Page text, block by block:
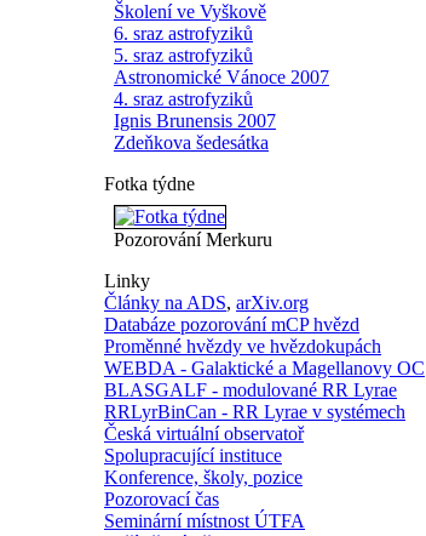
Školení ve Vyškově
6. sraz astrofyziků
5. sraz astrofyziků
Astronomické Vánoce 2007
4. sraz astrofyziků
Ignis Brunensis 2007
Zdeňkova šedesátka
Fotka týdne
Pozorování Merkuru
Linky
Články na ADS, arXiv.org
Databáze pozorování mCP hvězd
Proměnné hvězdy ve hvězdokupách
WEBDA - Galaktické a Magellanovy OC
BLASGALF - modulované RR Lyrae
RRLyrBinCan - RR Lyrae v systémech
Česká virtuální observatoř
Spolupracující instituce
Konference, školy, pozice
Pozorovací čas
Seminární místnost ÚTFA